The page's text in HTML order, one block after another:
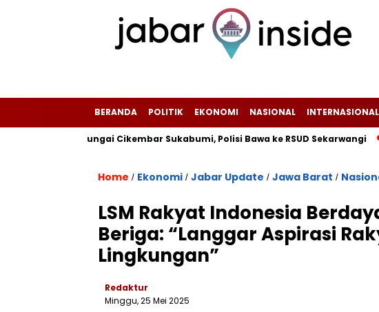
BERANDA POLITIK EKONOMI NASIONAL INTERNASIONAL
Sungai Cikembar Sukabumi, Polisi Bawa ke RSUD Sekarwangi‎ Tiang
Home / Ekonomi / Jabar Update / Jawa Barat /
LSM Rakyat Indonesia
Beriga: “Langgar Aspirasi
Lingkungan”
Redaktur
Minggu, 25 Mei 2025